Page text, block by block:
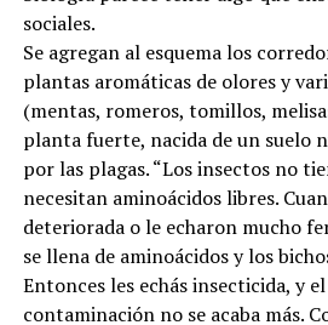
sociales.
Se agregan al esquema los
plantas aromáticas de olores y
(mentas, romeros, tomillos,
planta fuerte, nacida de un suelo
por las plagas. “Los insectos no
necesitan aminoácidos libres.
deteriorada o le echaron mucho
se llena de aminoácidos y los
Entonces les echás insecticida, y
contaminación no se acaba más.